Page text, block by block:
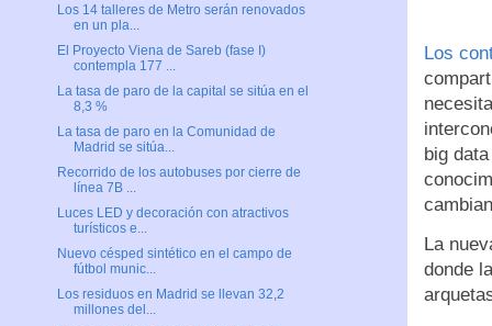
Los
big
La
donde
Los 14 talleres de Metro serán renovados
en un pla...
El Proyecto Viena de Sareb (fase I)
contempla 177 ...
La tasa de paro de la capital se sitúa en el
8,3 %
La tasa de paro en la Comunidad de
Madrid se sitúa...
Recorrido de los autobuses por cierre de
línea 7B ...
Luces LED y decoración con atractivos
turísticos e...
Nuevo césped sintético en el campo de
fútbol munic...
Los residuos en Madrid se llevan 32,2
millones del...